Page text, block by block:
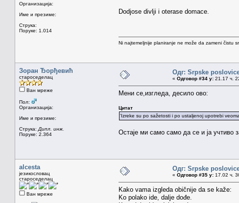
Организација:
Име и презиме:
Струка:
Поруке: 1.014
Dodjose divlji i oterase domace.
Ni najtemeljnije planiranje ne može da zameni čistu
Зоран Ђорђевић
староседелац
Ван мреже
Пол:
Организација:
Име и презиме:
Струка: Дипл. инж.
Поруке: 2.364
Одг: Srpske
« Одговор #34 у: 21.17 ч.
Мени се,изгледа, десило ово:
Цитат
'Izreke su po sažetosti i po ustaljenoj upotrebi
Остаје ми само само да се и ја учтиво
alcesta
језикословац
староседелац
Ван мреже
Одг: Srpske
« Одговор #35 у: 17.02 ч.
Kako vama izgleda običnije da se kaže:
Ko polako ide, dalje dođe.